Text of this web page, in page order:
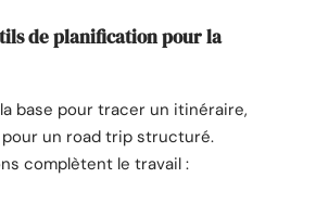
de planification pour la
base pour tracer un itinéraire,
un road trip structuré.
complètent le travail :